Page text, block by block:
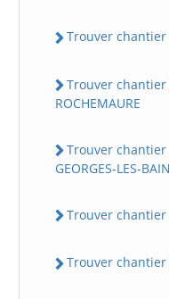
Trouver chantier
Trouver
ROCHEMAURE
Trouver
GEORGES-LES-
Trouver chantier
Trouver chantier